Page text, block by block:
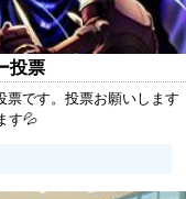
投票
票です。投票お願いします
す💦